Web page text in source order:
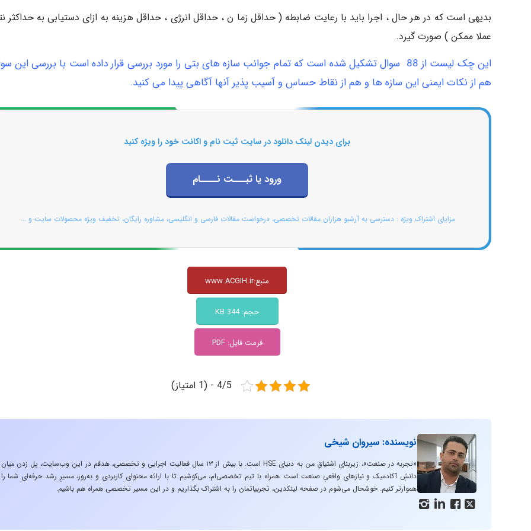
بدیهی است که در هر حال ، اجرا باید با رعایت ضابطه ( حداقل زما ن ، حداقل انرژی ، حداقل هزینه به ازای دستیابی به حداکثر
عملا ممکن ) صورت گیرد.
اینچک لیست
از 88 سوال تشکیل شده است که تمام جوانب سازه های بتی را مورد بررسی قرار داده است با بررسی این
هم از نکاتایمنیاین سازه ها و هم از نقاط حساس و آسیب پذیر آنها آگاهی پیدا می کنید.
برای دیدن لینک دانلود در سایت ثبت نام و اکانت خود را ویژه کنید
ورود یا ثبـــت نــــام
مزایای اشتراک ویژه : دسترسی به آرشیو هزاران مقالات تخصصی، درخواست مقالات فارسی و انگلیسی، مشاوره رایگان، تخفیف ویژه محصولات سایت و ...
منبع:www.ACGIH.ir
حجم: 344 KB
فرمت فایل: PDF
4/5 - (1 امتیاز)
   
نویسنده: سیروان شیخی
«تجربه در صنعت»، زیربنایِ اشتیاقِ من به دنیایِ HSE است. با بیش از ۱۳ سال فعالیت اجرایی و تخصصی، هدفم در این وب‌سایت، پل زدن میان
دانشِ آکادمیک و نیازهای واقعیِ صنعت است. همراه با تیم تخصصی‌ام، می‌کوشیم تا با ارائه محتوای کاربردی و به‌روز، مسیرِ رشد حرفه‌ای شما را
هموارتر کنیم. خوشحال می‌شوم در صفحه لینکدین، تجربیاتمان را به اشتراک بگذاریم و در این مسیر تخصصی همراه هم باشیم.